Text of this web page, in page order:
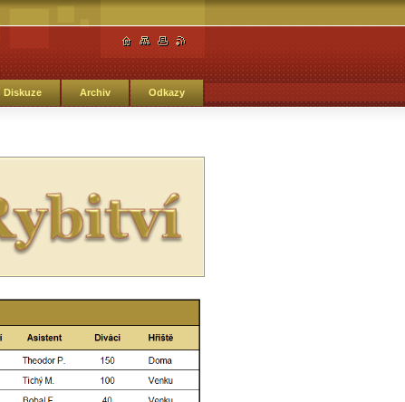
Diskuze Archiv Odkazy